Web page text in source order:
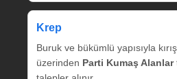
Krep
Buruk ve bükümlü yapısıyla
üzerinden Parti Kumaş Alanlar